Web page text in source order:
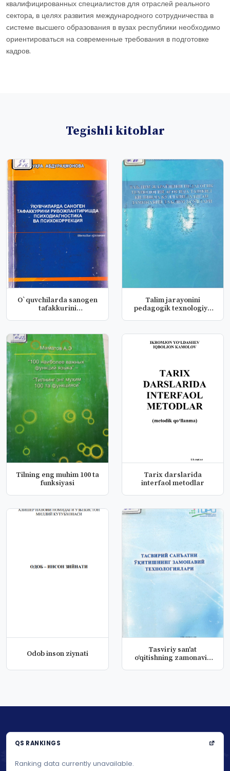
квалифицированных специалистов для отраслей реального
сектора, в целях развития международного сотрудничества в
системе высшего образования в вузах республики необходимо
ориентироваться на современные требования в подготовке
кадров.
Tegishli kitoblar
O`quvchilarda sanogen
tafakkurini
Talim jarayonini
pedagogik texnologiya
Tilning eng muhim 100 ta
funksiyasi
Tarix darslarida
interfaol metodlar
Odob inson ziynati
Tasviriy san'at
oʻqitishning zamonaviy
QS RANKINGS
Ranking data currently unavailable.